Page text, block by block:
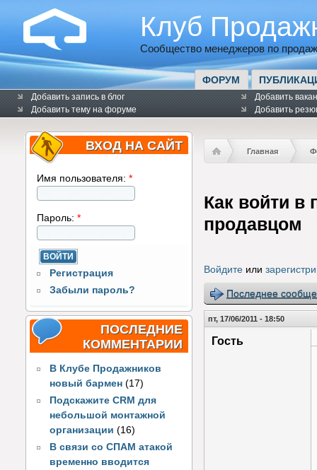
Клуб
Сообщество менеджеров по
ФОРУМ
Добавить запись в блог
Добавить тему на форуме
Добавить
Добавить
ВХОД НА САЙТ
Имя пользователя: *
Пароль: *
Регистрация
Забыли пароль?
ПОСЛЕДНИЕ
КОММЕНТАРИИ
В Клубе Продажников
новый бармен (17)
Подскажите CRM для
небольшой монтажной
организации (16)
В связи со СПАМ атакой
временно вводится
Главная
Как войти в
продавцом
Войдите или
Последнее
пт, 17/06/2011 - 18:50
Гость